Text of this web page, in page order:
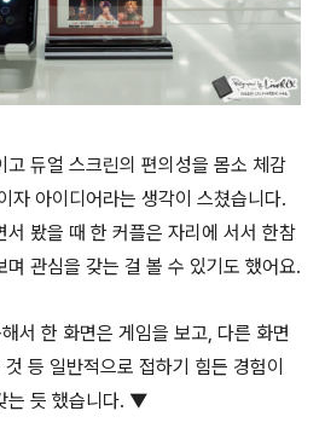
고 듀얼 스크린의 편의성을 몸소 체감
자 아이디어라는 생각이 스쳤습니다.
서 봤을 때 한 커플은 자리에 서서 한참
관심을 갖는 걸 볼 수 있기도 했어요.
서 한 화면은 게임을 보고, 다른 화면
등 일반적으로 접하기 힘든 경험이
는 듯 했습니다. ▼